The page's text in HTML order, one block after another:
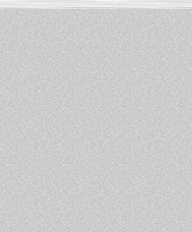
| cr�ation de sites Internet